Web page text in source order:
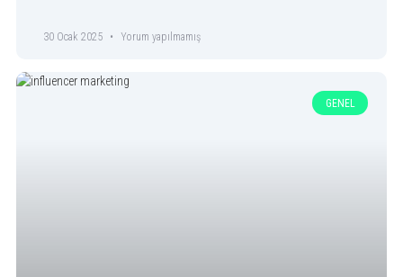
30 Ocak 2025 Yorum yapılmamış
GENEL